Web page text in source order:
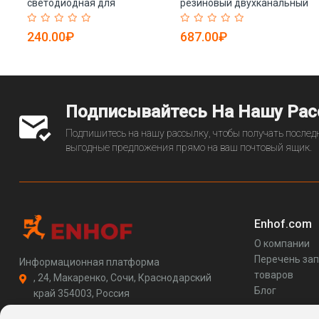
светодиодная для
дорожных конусов на
солнечной батарее (арт. 25-
240.00₽
резиновый двухканальный
уличный (арт. 25-5083816)
687.00₽
Подписывайтесь На Нашу
Подпишитесь на нашу рассылку, чтобы получать
выгодные предложения прямо на ваш почтовый ящик.
Информационная платформа
, 24, Макаренко, Сочи, Краснодарский
край 354003, Россия
Enhof.com
О компании
Перечень
товаров
Блог